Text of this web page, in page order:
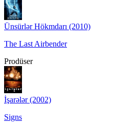
Ünsürlər Hökmdarı (2010)
The Last Airbender
Prodüser
İşarələr (2002)
Signs